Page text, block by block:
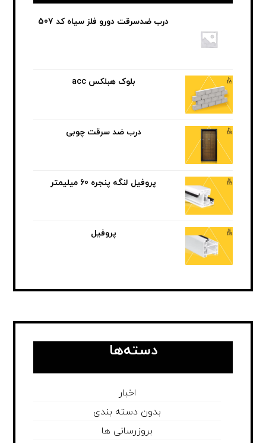
درب ضدسرقت دورو فلز سیاه کد 507
بلوک هبلکس acc
درب ضد سرقت چوبی
پروفیل لنگه پنجره 60 میلیمتر
پروفیل
دسته‌ها
اخبار
بدون دسته بندی
بروزرسانی ها